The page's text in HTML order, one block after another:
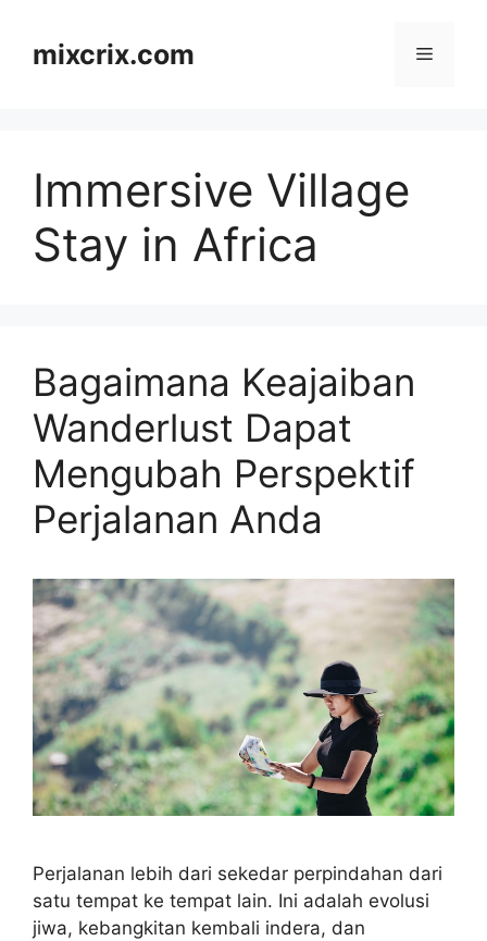
contentmixcrix.com Menu
Immersive Village
Stay in Africa
Bagaimana Keajaiban
Wanderlust Dapat
Mengubah Perspektif
Perjalanan Anda
Perjalanan lebih dari sekedar perpindahan dari
satu tempat ke tempat lain. Ini adalah evolusi
jiwa, kebangkitan kembali indera, dan